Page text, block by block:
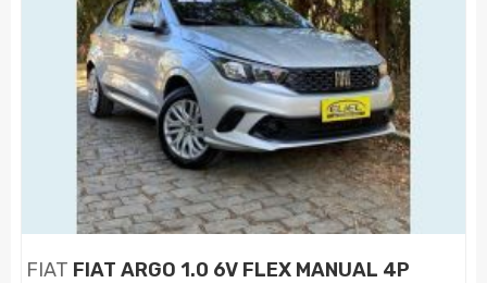
FIAT FIAT ARGO 1.0 6V FLEX MANUAL 4P